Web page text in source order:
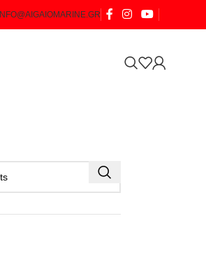
INFO@AIGAIOMARINE.GR